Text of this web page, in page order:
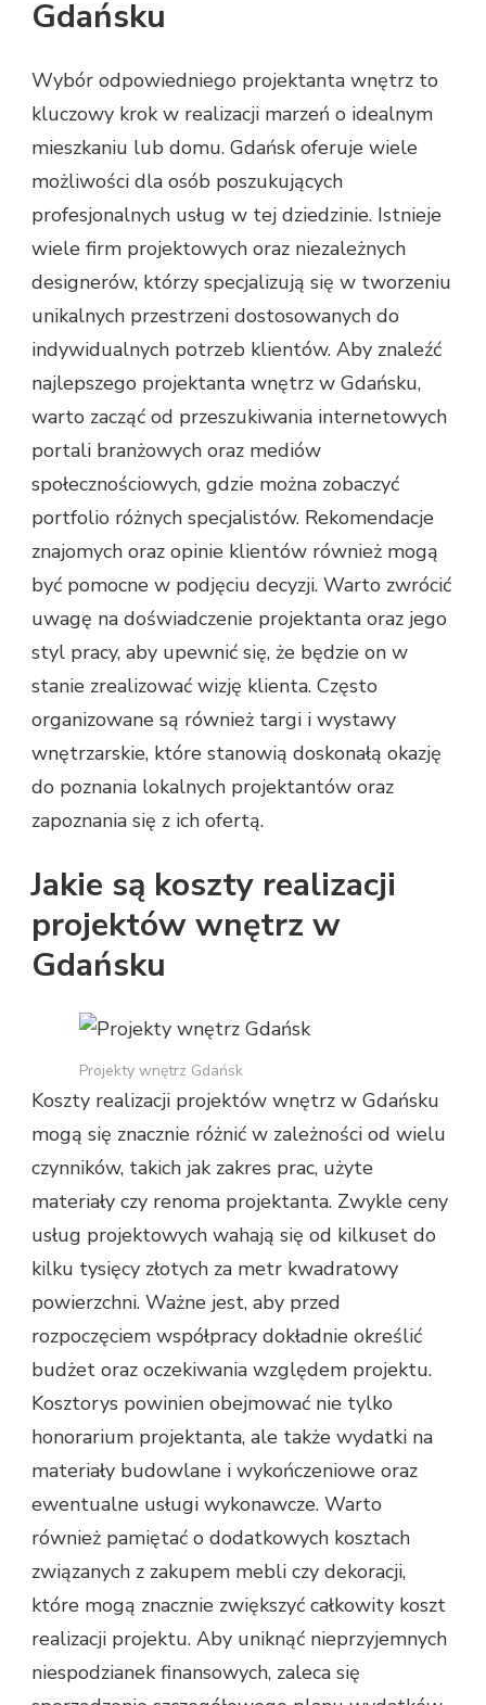
Gdańsku
Wybór odpowiedniego projektanta wnętrz to
kluczowy krok w realizacji marzeń o idealnym
mieszkaniu lub domu. Gdańsk oferuje wiele
możliwości dla osób poszukujących
profesjonalnych usług w tej dziedzinie. Istnieje
wiele firm projektowych oraz niezależnych
designerów, którzy specjalizują się w tworzeniu
unikalnych przestrzeni dostosowanych do
indywidualnych potrzeb klientów. Aby znaleźć
najlepszego projektanta wnętrz w Gdańsku,
warto zacząć od przeszukiwania internetowych
portali branżowych oraz mediów
społecznościowych, gdzie można zobaczyć
portfolio różnych specjalistów. Rekomendacje
znajomych oraz opinie klientów również mogą
być pomocne w podjęciu decyzji. Warto zwrócić
uwagę na doświadczenie projektanta oraz jego
styl pracy, aby upewnić się, że będzie on w
stanie zrealizować wizję klienta. Często
organizowane są również targi i wystawy
wnętrzarskie, które stanowią doskonałą okazję
do poznania lokalnych projektantów oraz
zapoznania się z ich ofertą.
Jakie są koszty realizacji
projektów wnętrz w
Gdańsku
Projekty wnętrz Gdańsk
Koszty realizacji projektów wnętrz w Gdańsku
mogą się znacznie różnić w zależności od wielu
czynników, takich jak zakres prac, użyte
materiały czy renoma projektanta. Zwykle ceny
usług projektowych wahają się od kilkuset do
kilku tysięcy złotych za metr kwadratowy
powierzchni. Ważne jest, aby przed
rozpoczęciem współpracy dokładnie określić
budżet oraz oczekiwania względem projektu.
Kosztorys powinien obejmować nie tylko
honorarium projektanta, ale także wydatki na
materiały budowlane i wykończeniowe oraz
ewentualne usługi wykonawcze. Warto
również pamiętać o dodatkowych kosztach
związanych z zakupem mebli czy dekoracji,
które mogą znacznie zwiększyć całkowity koszt
realizacji projektu. Aby uniknąć nieprzyjemnych
niespodzianek finansowych, zaleca się